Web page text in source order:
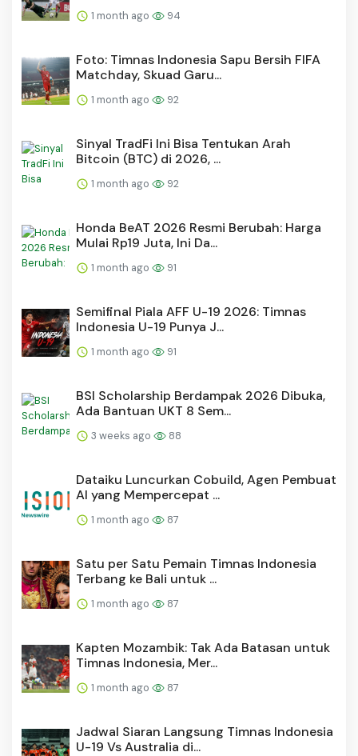
1 month ago 94
Foto: Timnas Indonesia Sapu Bersih FIFA
Matchday, Skuad Garu...
1 month ago 92
Sinyal TradFi Ini Bisa Tentukan Arah
Bitcoin (BTC) di 2026, ...
1 month ago 92
Honda BeAT 2026 Resmi Berubah: Harga
Mulai Rp19 Juta, Ini Da...
1 month ago 91
Semifinal Piala AFF U-19 2026: Timnas
Indonesia U-19 Punya J...
1 month ago 91
BSI Scholarship Berdampak 2026 Dibuka,
Ada Bantuan UKT 8 Sem...
3 weeks ago 88
Dataiku Luncurkan Cobuild, Agen Pembuat
AI yang Mempercepat ...
1 month ago 87
Satu per Satu Pemain Timnas Indonesia
Terbang ke Bali untuk ...
1 month ago 87
Kapten Mozambik: Tak Ada Batasan untuk
Timnas Indonesia, Mer...
1 month ago 87
Jadwal Siaran Langsung Timnas Indonesia
U-19 Vs Australia di...